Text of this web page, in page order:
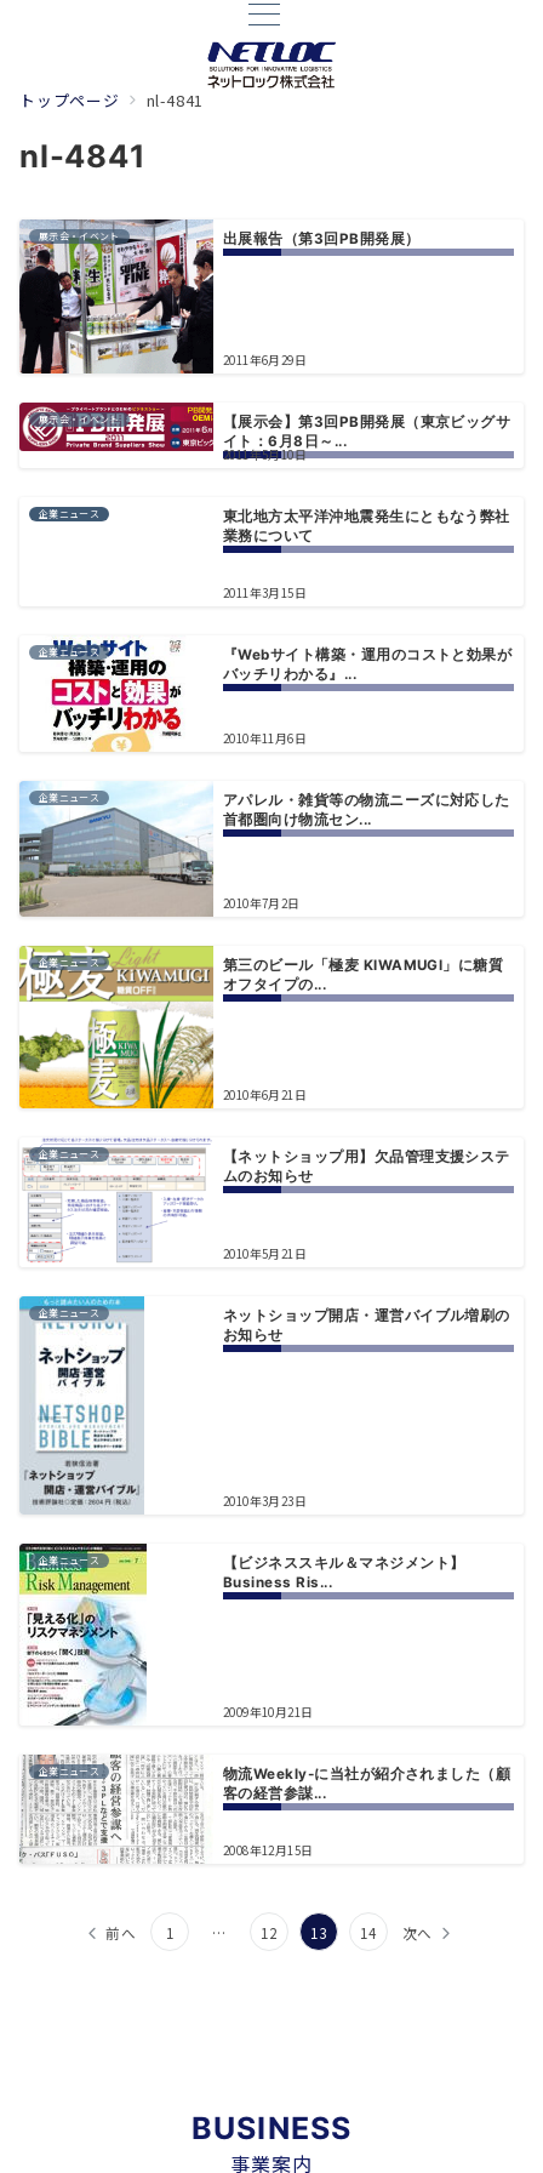
トップページ nl-4841
nl-4841
展示会・イベント 出展報告（第3回PB開発展）
2011年6月29日
展示会・イベント
【展示会】第3回PB開発展（東京ビッグサ
イト：6月8日～...
2011年5月10日
企業ニュース
東北地方太平洋沖地震発生にともなう弊社
業務について
2011年3月15日
企業ニュース
『Webサイト構築・運用のコストと効果が
バッチリわかる』...
2010年11月6日
企業ニュース
アパレル・雑貨等の物流ニーズに対応した
首都圏向け物流セン...
2010年7月2日
企業ニュース
第三のビール「極麦 KIWAMUGI」に糖質
オフタイプの...
2010年6月21日
企業ニュース
【ネットショップ用】欠品管理支援システ
ムのお知らせ
2010年5月21日
企業ニュース
ネットショップ開店・運営バイブル増刷の
お知らせ
2010年3月23日
企業ニュース
【ビジネススキル＆マネジメント】
Business Ris...
2009年10月21日
企業ニュース
物流Weekly-に当社が紹介されました（顧
客の経営参謀...
2008年12月15日
前へ 1 … 12 13 14 次へ
BUSINESS
事業案内